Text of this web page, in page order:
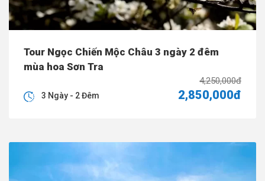
Tour Ngọc Chiến Mộc Châu 3 ngày 2 đêm
mùa hoa Sơn Tra
4,250,000đ
2,850,000đ
3 Ngày - 2 Đêm